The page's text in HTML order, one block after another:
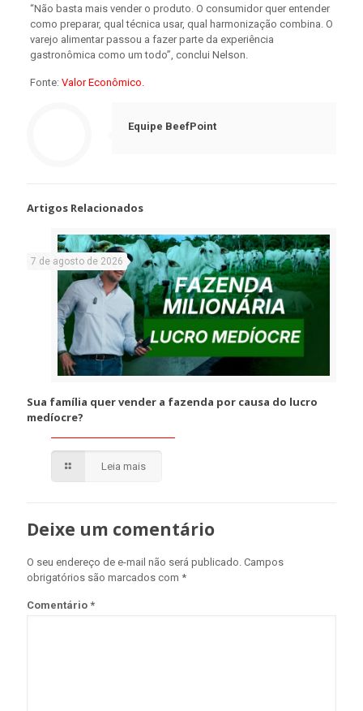
“Não basta mais vender o produto. O consumidor quer entender
como preparar, qual técnica usar, qual harmonização combina. O
varejo alimentar passou a fazer parte da experiência
gastronômica como um todo”, conclui Nelson.
Fonte: Valor Econômico.
Equipe BeefPoint
Artigos Relacionados
7 de agosto de 2026
Sua família quer vender a fazenda por causa do lucro
medíocre?
Leia mais
Deixe um comentário
O seu endereço de e-mail não será publicado. Campos
obrigatórios são marcados com *
Comentário *